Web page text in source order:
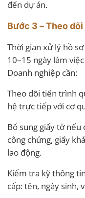
đến dự án.
Bước 3 – Theo
Thời gian xử lý hồ
10–15 ngày làm
Doanh nghiệp cần:
Theo dõi tiến trình
hệ trực tiếp với cơ
Bổ sung giấy tờ nếu
công chứng, giấy
lao động.
Kiểm tra kỹ thông
cấp: tên, ngày sinh,